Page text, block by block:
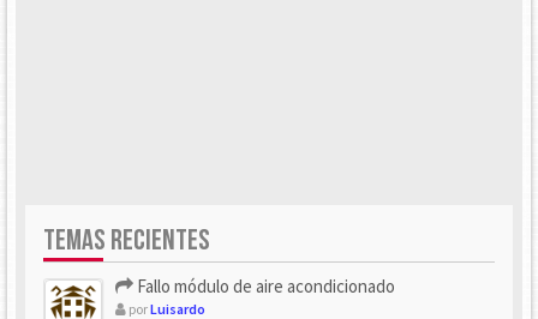
TEMAS RECIENTES
Fallo módulo de aire acondicionado
porLuisardo